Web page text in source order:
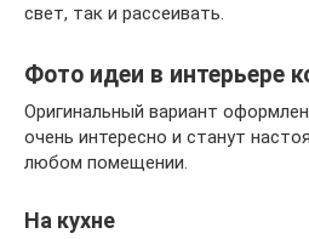
свет, так и рассеивать.
Фото идеи в интерьере
Оригинальный вариант
очень интересно и станут
любом помещении.
На кухне